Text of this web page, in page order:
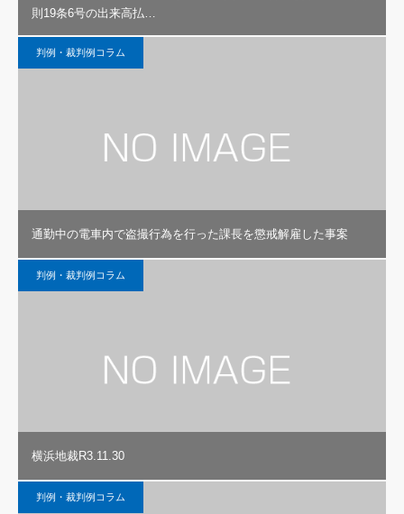
則19条6号の出来高払…
判例・裁判例コラム
通勤中の電車内で盗撮行為を行った課長を懲戒解雇した事案
判例・裁判例コラム
横浜地裁R3.11.30
判例・裁判例コラム